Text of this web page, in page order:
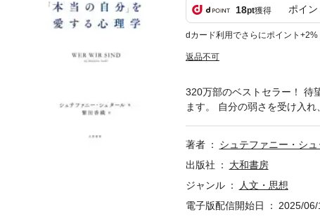
18pt獲得 ポイ
dカード利用でさらにポイント+2%
返品不可
320万部のベストセラー！ 待
ます。 自分の弱さを受け入
著者 シュテファニー・シ
出版社
大和書房
ジャンル
人文・思想
電子版配信開始日
2025/06/